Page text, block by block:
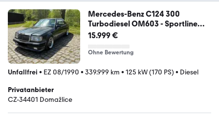
Mercedes-Benz C124 300
Turbodiesel OM603 - Sportline
W124
15.999 €
Ohne Bewertung
Unfallfrei • EZ 08/1990 • 339.999 km • 125 kW (170 PS) • Diesel
Privatanbieter
CZ-34401 Domažlice